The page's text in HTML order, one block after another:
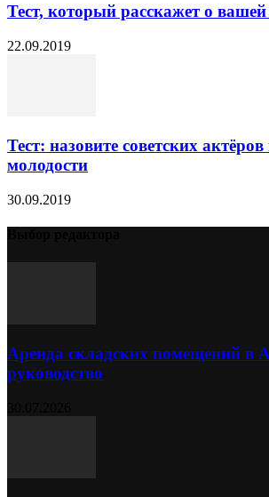
Тест, который расскажет о
22.09.2019
Тест: назовите советских
молодости
30.09.2019
Аренда складских помещений в
руководство